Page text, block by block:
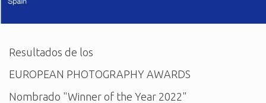
Resultados de los
EUROPEAN PHOTOGRAPHY AWARDS
Nombrado "Winner of the Year 2022"